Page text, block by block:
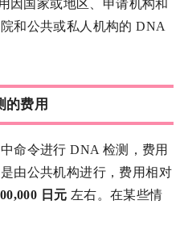
因国家或地区、申请机构和
和公共或私人机构的 DNA
的费用
命令进行 DNA 检测，费用
由公共机构进行，费用相对
日元 左右。在某些情